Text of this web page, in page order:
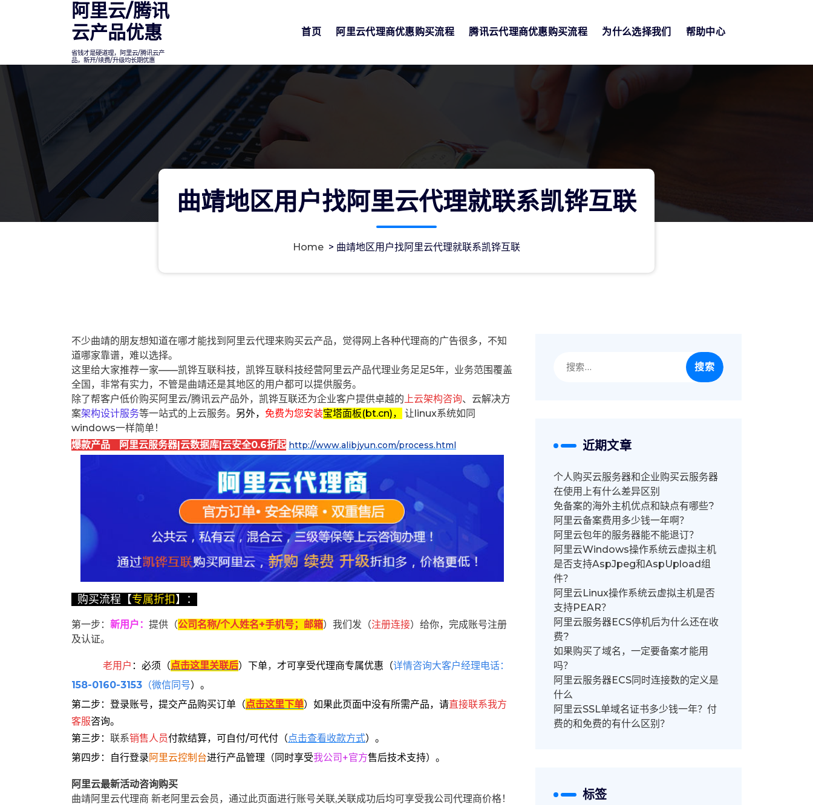
阿里云/腾讯
云产品优惠
省钱才是硬道理，阿里云/腾讯云产
品，新开/续费/升级均长期优惠
首页 阿里云代理商优惠购买流程 腾讯云代理商优惠购买流程 为什么选择我们 帮助中心
曲靖地区用户找阿里云代理就联系凯铧互联
Home > 曲靖地区用户找阿里云代理就联系凯铧互联
不少曲靖的朋友想知道在哪才能找到阿里云代理来购买云产品，觉得网上各种代理商的广告很多，不知
道哪家靠谱，难以选择。
这里给大家推荐一家——凯铧互联科技，凯铧互联科技经营阿里云产品代理业务足足5年，业务范围覆盖
全国，非常有实力，不管是曲靖还是其地区的用户都可以提供服务。
除了帮客户低价购买阿里云/腾讯云产品外，凯铧互联还为企业客户提供卓越的上云架构咨询、云解决方
案架构设计服务等一站式的上云服务。 另外， 免费为您安装宝塔面板(bt.cn)，
让linux系统如同
windows一样简单！
爆款产品 阿里云服务器|云数据库|云安全0.6折起 http://www.alibjyun.com/process.html
购买流程【专属折扣】：
第一步： 新用户 ： 提供（公司名称/个人姓名+手机号；邮箱）我们发（注册连接）给你，完成账号注册
及认证。
老用户 ： 必须 （点击这里关联后） 下单， 才可享受代理商专属优惠 （详情咨询大客户经理电话：
158-0160-3153 （微信同号） 。
第二步：登录账号，提交产品购买订单（点击这里下单） 如果此页面中没有所需产品，请直接联系我方
客服咨询。
第三步： 联系销售人员付款结算，可自付/可代付（点击查看收款方式）。
第四步：自行登录阿里云控制台进行产品管理（同时享受我公司+官方售后技术支持）。
阿里云最新活动咨询购买
曲靖阿里云代理商 新老阿里云会员，通过此页面进行账号关联,关联成功后均可享受我公司代理商价格！
索：
近期文章
个人购买云服务器和企业购买云服务器
在使用上有什么差异区别
免备案的海外主机优点和缺点有哪些?
阿里云备案费用多少钱一年啊？
阿里云包年的服务器能不能退订？
阿里云Windows操作系统云虚拟主机
是否支持AspJpeg和AspUpload组
件？
阿里云Linux操作系统云虚拟主机是否
支持PEAR？
阿里云服务器ECS停机后为什么还在收
费?
如果购买了域名，一定要备案才能用
吗？
阿里云服务器ECS同时连接数的定义是
什么
阿里云SSL单域名证书多少钱一年？付
费的和免费的有什么区别？
标签